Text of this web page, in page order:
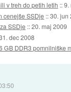
v treh do petih letih ::9.
cenejše SSDje ::30. jun
SSDje ::20. maj 2009
dec 2008
GB DDR3 pomnilniške